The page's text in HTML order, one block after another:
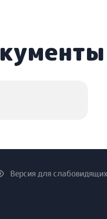
Версия для слабовидящих